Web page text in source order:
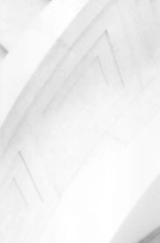
Мы всегда
вопросах.
Заполните форму
в ближайшее
Имя